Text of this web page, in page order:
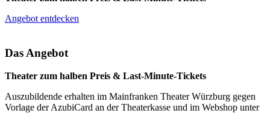
Angebot entdecken
Das Angebot
Theater zum halben Preis & Last-Minute-Tickets
Auszubildende erhalten im Mainfranken Theater Würzburg gegen
Vorlage der AzubiCard an der Theaterkasse und im Webshop unter